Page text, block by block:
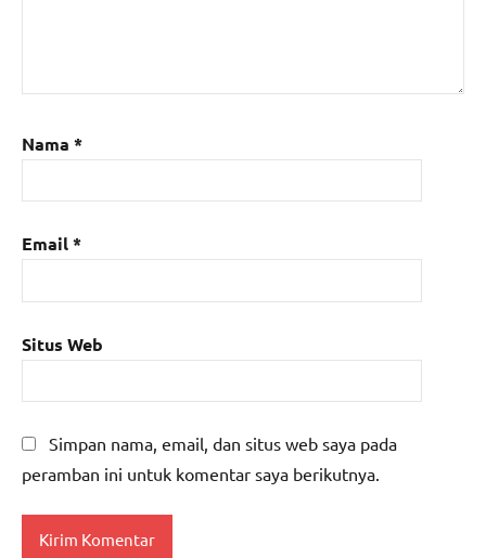
Nama *
Email*
Situs Web
Simpan nama, email, dan situs web saya pada
peramban ini untuk komentar saya berikutnya.